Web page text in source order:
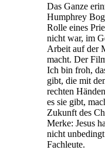
Das Ganze
Humphrey
Rolle eines
nicht war, im
Arbeit auf der
macht. Der
Ich bin froh,
gibt, die mit
rechten
es sie gibt,
Zukunft des
Merke: Jesus
nicht
Fachleute.